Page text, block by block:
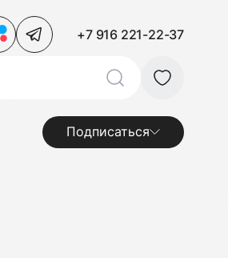
+7 916 221-22-37
Подписаться